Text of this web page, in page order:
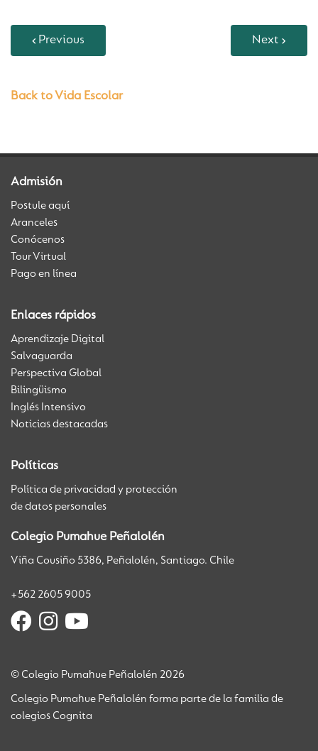
Previous Next
Back to Vida Escolar
Admisión
Postule aquí
Aranceles
Conócenos
Tour Virtual
Pago en línea
Enlaces rápidos
Aprendizaje Digital
Salvaguarda
Perspectiva Global
Bilingüismo
Inglés Intensivo
Noticias destacadas
Políticas
Política de privacidad y protección
de datos personales
Colegio Pumahue Peñalolén
Viña Cousiño 5386, Peñalolén, Santiago. Chile
+562 2605 9005
© Colegio Pumahue Peñalolén 2026
Colegio Pumahue Peñalolén forma parte de la familia de
colegios Cognita